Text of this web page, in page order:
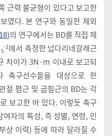
근력 불균형이 있다고 보고한
였다. 본 연구와 동일한 제외
의 연구에서는 BD를 직접 제
s
-1에서 측정한 넙다리네갈래근
차이가 3N·m 이내로 보고되
축구선수들을 대상으로 한
절 폄근 및 굽힘근의 BD는 각
보고한 바 있다. 이렇듯 축구
자의 특성, 즉 성별, 연령, 인
상 이력) 등에 따라 달라질 수